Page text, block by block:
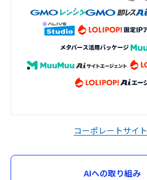
コーポレートサイト
AIへの取り組み